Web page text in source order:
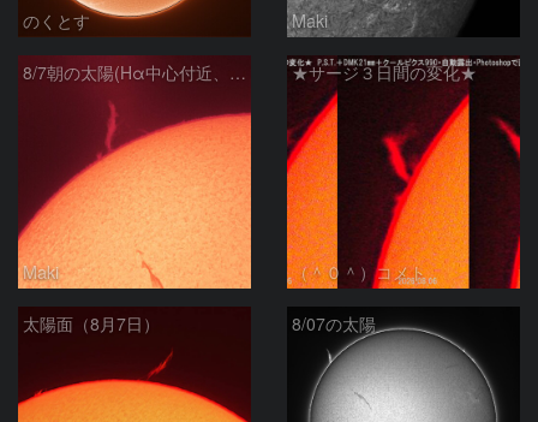
のくとす Maki
8/7朝の太陽(Hα中心付近、プロミネンス)
Maki
★サージ３日間の変化★
（＾０＾）コメト
太陽面（8月7日） 8/07の太陽